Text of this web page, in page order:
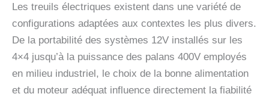
Les treuils électriques existent dans une variété de
configurations adaptées aux contextes les plus divers.
De la portabilité des systèmes 12V installés sur les
4×4 jusqu’à la puissance des palans 400V employés
en milieu industriel, le choix de la bonne alimentation
et du moteur adéquat influence directement la fiabilité